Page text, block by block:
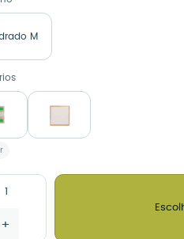
M
Decorativo Carinho quantidade
+